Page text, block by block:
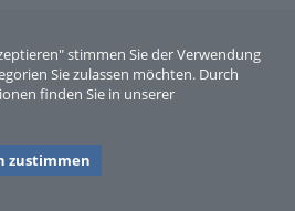
stimmen Sie der Verwendung
Sie zulassen möchten. Durch
finden Sie in unserer
zustimmen
Sperber